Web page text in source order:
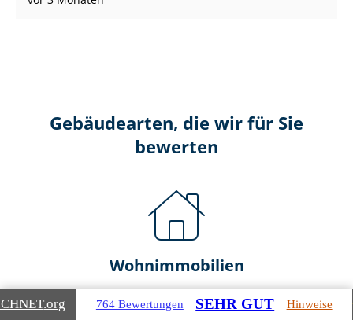
Gebäudearten, die wir für Sie
bewerten
Wohnimmobilien
Ein- und Zwei­fa­mi­li­en­häu­ser
.org 764 Bewertungen SEHR GUT Hinweise